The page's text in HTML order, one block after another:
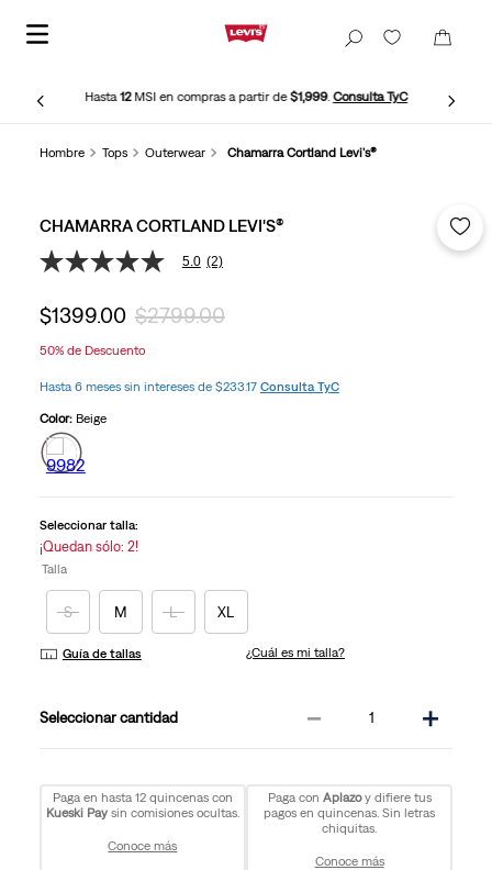
Hasta12MSI en compras a partir de$1,999.Consulta TyC
Hombre Tops Outerwear Chamarra Cortland Levi's®
CHAMARRA CORTLAND LEVI'S®
5.0
5
estrellas,
medio
valoración.
Read
2
Reviews.
Enlace
página.
5.0 (2)
$1399.00 $2799.00
50%de Descuento
Hasta 6 meses sin intereses de $233.17 Consulta TyC
Color: Beige
Seleccionar talla:
¡Quedan sólo: 2!
Talla
S M L XL
Guía de tallas ¿Cuál es mi talla?
cantidad ＋
－
Paga en hasta 12 quincenas con
Kueski Paysin comisiones ocultas.
Conoce más
Paga con Aplazoy difiere tus
pagos en quincenas. Sin letras
chiquitas.
Conoce más